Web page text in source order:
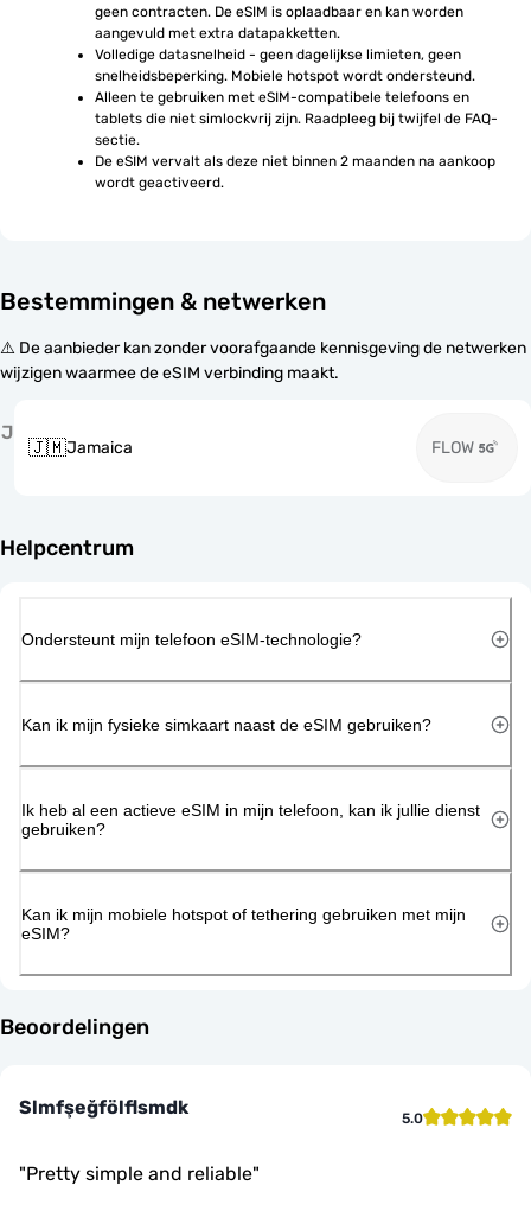
geen contracten. De eSIM is oplaadbaar en kan worden
aangevuld met extra datapakketten.
Volledige datasnelheid - geen dagelijkse limieten, geen
snelheidsbeperking. Mobiele hotspot wordt ondersteund.
Alleen te gebruiken met eSIM-compatibele telefoons en
tablets die niet simlockvrij zijn. Raadpleeg bij twijfel de FAQ-
sectie.
De eSIM vervalt als deze niet binnen 2 maanden na aankoop
wordt geactiveerd.
Bestemmingen & netwerken
⚠️ De aanbieder kan zonder voorafgaande kennisgeving de netwerken
wijzigen waarmee de eSIM verbinding maakt.
J
🇯🇲Jamaica FLOW
Helpcentrum
Ondersteunt mijn telefoon eSIM-technologie?
Kan ik mijn fysieke simkaart naast de eSIM gebruiken?
Ik heb al een actieve eSIM in mijn telefoon, kan ik jullie dienst
gebruiken?
Kan ik mijn mobiele hotspot of tethering gebruiken met mijn
eSIM?
Beoordelingen
Slmfşeğfölflsmdk 5.0
"Pretty simple and reliable"